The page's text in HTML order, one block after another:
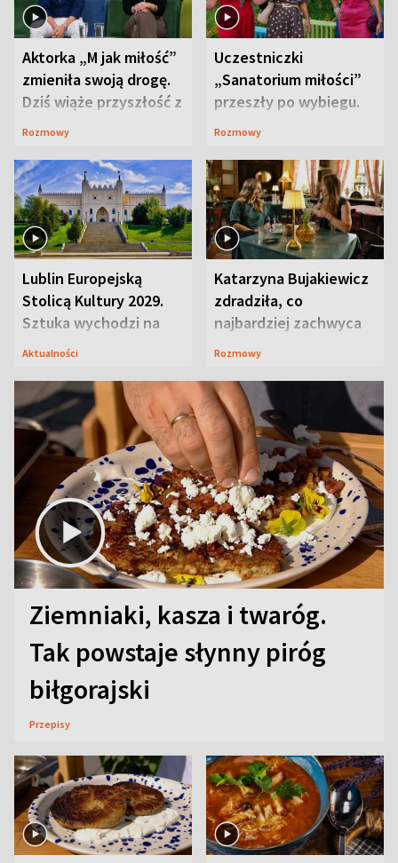
Aktorka „M jak miłość”
zmieniła swoją drogę.
Dziś wiąże przyszłość z
neurobiologią
Rozmowy
Uczestniczki
„Sanatorium miłości”
przeszły po wybiegu.
Te stylizacje
Rozmowy
Lublin Europejską
Stolicą Kultury 2029.
Sztuka wychodzi na
ulice
Aktualności
Katarzyna Bujakiewicz
zdradziła, co
najbardziej zachwyca
ją w Lublinie
Rozmowy
Ziemniaki, kasza i twaróg.
Tak powstaje słynny piróg
biłgorajski
Przepisy